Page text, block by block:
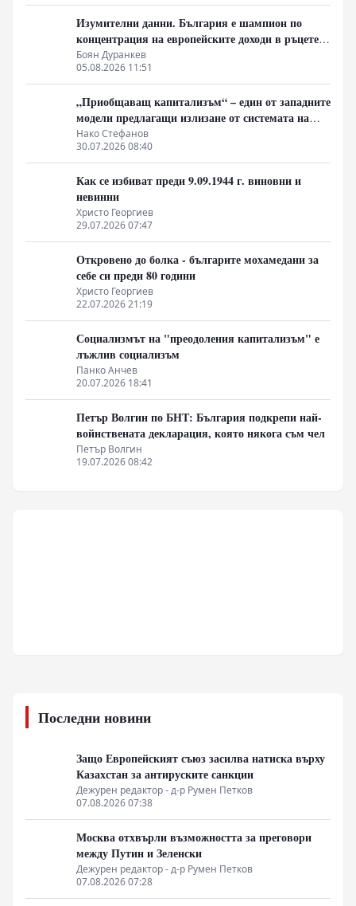
Изумителни данни. България е шампион по
концентрация на европейските доходи в ръцете
на най-богатия 1%, надминава и САЩ
Боян Дуранкев
05.08.2026 11:51
„Приобщаващ капитализъм“ – един от западните
модели предлагащи излизане от системата на
неолиберализма
Нако Стефанов
30.07.2026 08:40
Как се избиват преди 9.09.1944 г. виновни и
невинни
Христо Георгиев
29.07.2026 07:47
Откровено до болка - българите мохамедани за
себе си преди 80 години
Христо Георгиев
22.07.2026 21:19
Социализмът на "преодоления капитализъм" е
лъжлив социализъм
Панко Анчев
20.07.2026 18:41
Петър Волгин по БНТ: България подкрепи най-
войнствената декларация, която някога съм чел
Петър Волгин
19.07.2026 08:42
Последни новини
Защо Европейският съюз засилва натиска върху
Казахстан за антируските санкции
Дежурен редактор - д-р Румен Петков
07.08.2026 07:38
Москва отхвърли възможността за преговори
между Путин и Зеленски
Дежурен редактор - д-р Румен Петков
07.08.2026 07:28